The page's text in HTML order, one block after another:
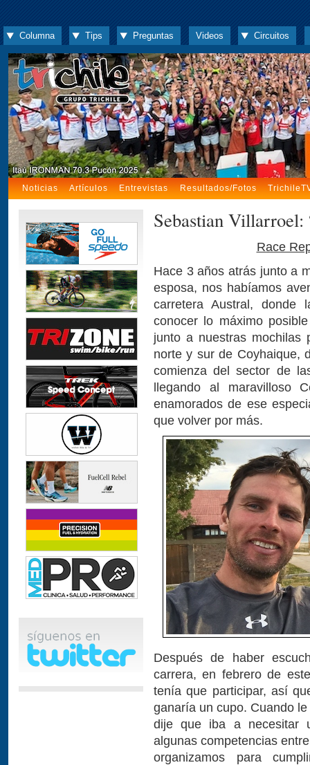
Columna Tips Preguntas Videos Circuitos
Noticias Artículos Entrevistas Resultados/Fotos
Sebastian
Race
Hace 3 años atrás junto a
esposa, nos habíamos
carretera Austral, donde
conocer lo máximo
junto a nuestras mochilas
norte y sur de Coyhaique,
comienza del sector de
llegando al maravilloso
enamorados de ese
que volver por más.
Después de haber
carrera, en febrero de
tenía que participar, así
ganaría un cupo. Cuando
dije que iba a necesitar
algunas competencias
organizamos para